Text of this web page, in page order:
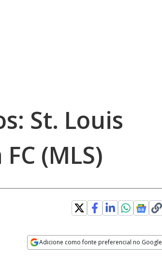
St. Louis
(MLS)
Adicione como fonte preferencial no Google